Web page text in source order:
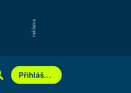
Přihlášení